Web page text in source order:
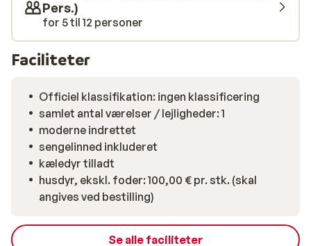
bjergene. I kan også udfordre hinanden til et spil billard
eller bordfodbold inden aftensmaden. Det bliver en leg
at lave mad til alle i det fuldt udstyrede køkken, men
der er også mange gode restauranter i nærheden.
Pers.)
for 5 til 12 personer
Faciliteter
Officiel klassifikation: ingen klassificering
samlet antal værelser / lejligheder: 1
moderne indrettet
sengelinned inkluderet
kæledyr tilladt
husdyr, ekskl. foder: 100,00 € pr. stk. (skal
angives ved bestilling)
Se alle faciliteter